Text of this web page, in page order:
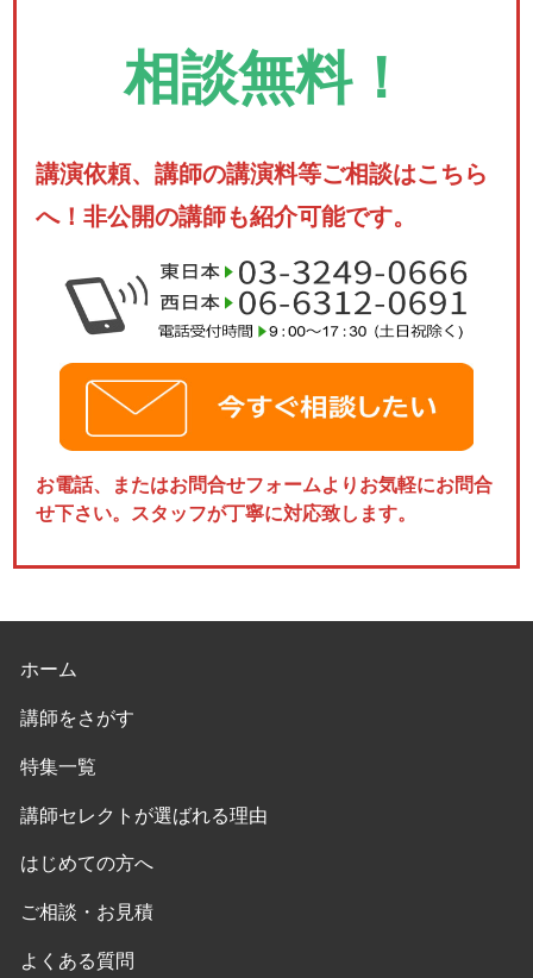
相談無料！
講演依頼、講師の講演料等ご相談はこちら
へ！非公開の講師も紹介可能です。
お電話、またはお問合せフォームよりお気軽にお問合
せ下さい。スタッフが丁寧に対応致します。
ホーム
講師をさがす
特集一覧
講師セレクトが選ばれる理由
はじめての方へ
ご相談・お見積
よくある質問